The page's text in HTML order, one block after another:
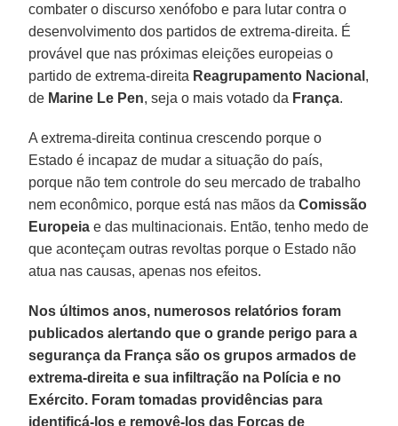
combater o discurso xenófobo e para lutar contra o
desenvolvimento dos partidos de extrema-direita. É
provável que nas próximas eleições europeias o
partido de extrema-direita Reagrupamento Nacional ,
de Marine Le Pen, seja o mais votado da França.
A extrema-direita continua crescendo porque o
Estado é incapaz de mudar a situação do país,
porque não tem controle do seu mercado de trabalho
nem econômico, porque está nas mãos daComissão
Europeia e das multinacionais. Então, tenho medo de
que aconteçam outras revoltas porque o Estado não
atua nas causas, apenas nos efeitos.
Nos últimos anos, numerosos relatórios foram
publicados alertando que o grande perigo para a
segurança da França são os grupos armados de
extrema-direita e sua infiltração na Polícia e no
Exército. Foram tomadas providências para
identificá-los e removê-los das Forças de